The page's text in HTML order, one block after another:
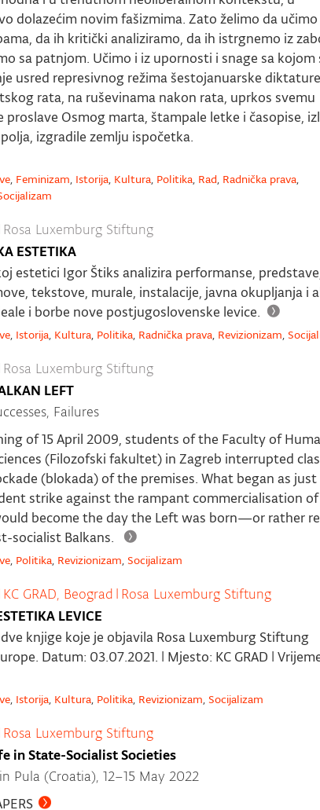
dolazećim novim fašizmima. Zato želimo da učimo
da ih kritički analiziramo, da ih istrgnemo iz
sa patnjom. Učimo i iz upornosti i snage sa kojom
usred represivnog režima šestojanuarske
rata, na ruševinama nakon rata, uprkos svemu
proslave Osmog marta, štampale letke i časopise,
izgradile zemlju ispočetka.
, Feminizam, Istorija, Kultura, Politika, Rad, Radnička prava,
Rosa Luxemburg Stiftung
ESTETIKA
estetici Igor Štiks analizira performanse,
tekstove, murale, instalacije, javna okupljanja i
i borbe nove postjugoslovenske levice.
, Istorija, Kultura, Politika, Radnička prava, Revizionizam,
Rosa Luxemburg Stiftung
LEFT
Failures
of 15 April 2009, students of the Faculty of
(Filozofski fakultet) in Zagreb interrupted
(blokada) of the premises. What began as just
strike against the rampant commercialisation
become the day the Left was born—or rather
socialist Balkans.
, Politika, Revizionizam, Socijalizam
KC GRAD, Beograd | Rosa Luxemburg Stiftung
LEVICE
knjige koje je objavila Rosa Luxemburg Stiftung
Datum: 03.07.2021. | Mjesto: KC GRAD |
, Istorija, Kultura, Politika, Revizionizam, Socijalizam
Rosa Luxemburg Stiftung
in State-Socialist Societies
Pula (Croatia), 12–15 May 2022